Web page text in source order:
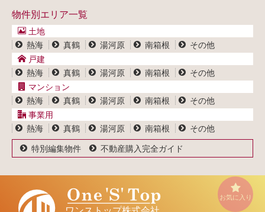
事業用物件一覧
マンション一覧
事業用物件一覧
ブログ
プライバシーポリシー
サイトポリシー
物件別エリア一覧
土地
熱海
真鶴 湯河原 南箱根
その他
戸建
熱海
真鶴 湯河原 南箱根
その他
マンション
熱海
真鶴 湯河原 南箱根
その他
事業用
熱海
真鶴 湯河原 南箱根 その他
特別編集物件 不動産購入完全ガイド
お気に入り